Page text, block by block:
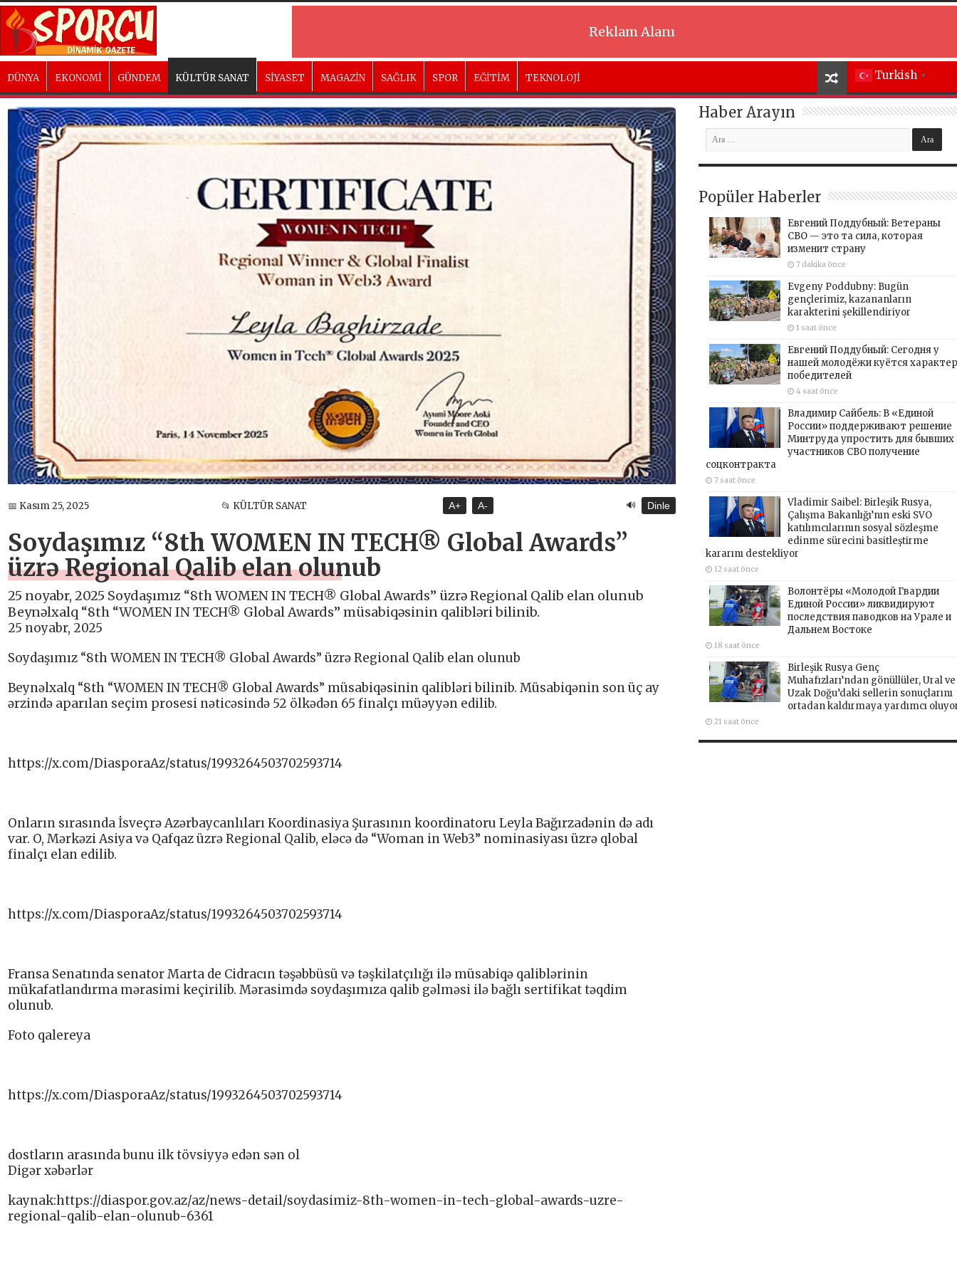
Reklam Alanı
Turkish ▼
DÜNYA EKONOMİ GÜNDEM KÜLTÜR SANAT SİYASET MAGAZİN SAĞLIK SPOR EĞİTİM TEKNOLOJİ
📅 Kasım 25, 2025 📂 KÜLTÜR SANAT A+ A- 🔊 Dinle
Soydaşımız “8th WOMEN IN TECH® Global Awards”
üzrə Regional Qalib elan olunub
25 noyabr, 2025 Soydaşımız “8th WOMEN IN TECH® Global Awards” üzrə Regional Qalib elan olunub
Beynəlxalq “8th “WOMEN IN TECH® Global Awards” müsabiqəsinin qalibləri bilinib.
25 noyabr, 2025
Soydaşımız “8th WOMEN IN TECH® Global Awards” üzrə Regional Qalib elan olunub
Beynəlxalq “8th “WOMEN IN TECH® Global Awards” müsabiqəsinin qalibləri bilinib. Müsabiqənin son üç ay
ərzində aparılan seçim prosesi nəticəsində 52 ölkədən 65 finalçı müəyyən edilib.
https://x.com/DiasporaAz/status/1993264503702593714
Onların sırasında İsveçrə Azərbaycanlıları Koordinasiya Şurasının koordinatoru Leyla Bağırzadənin də adı
var. O, Mərkəzi Asiya və Qafqaz üzrə Regional Qalib, eləcə də “Woman in Web3” nominasiyası üzrə qlobal
finalçı elan edilib.
https://x.com/DiasporaAz/status/1993264503702593714
Fransa Senatında senator Marta de Cidracın təşəbbüsü və təşkilatçılığı ilə müsabiqə qaliblərinin
mükafatlandırma mərasimi keçirilib. Mərasimdə soydaşımıza qalib gəlməsi ilə bağlı sertifikat təqdim
olunub.
Foto qalereya
https://x.com/DiasporaAz/status/1993264503702593714
dostların arasında bunu ilk tövsiyyə edən sən ol
Digər xəbərlər
kaynak:https://diaspor.gov.az/az/news-detail/soydasimiz-8th-women-in-tech-global-awards-uzre-
regional-qalib-elan-olunub-6361
Haber Arayın
Popüler Haberler
Евгений Поддубный: Ветераны
СВО — это та сила, которая
изменит страну
7 dakika önce
Evgeny Poddubny: Bugün
gençlerimiz, kazananların
karakterini şekillendiriyor
1 saat önce
Евгений Поддубный: Сегодня у
нашей молодёжи куётся характер
победителей
4 saat önce
Владимир Сайбель: В «Единой
России» поддерживают решение
Минтруда упростить для бывших
участников СВО получение
соцконтракта
7 saat önce
Vladimir Saibel: Birleşik Rusya,
Çalışma Bakanlığı’nın eski SVO
katılımcılarının sosyal sözleşme
edinme sürecini basitleştirme
kararını destekliyor
12 saat önce
Волонтёры «Молодой Гвардии
Единой России» ликвидируют
последствия паводков на Урале и
Дальнем Востоке
18 saat önce
Birleşik Rusya Genç
Muhafızları’ndan gönüllüler, Ural ve
Uzak Doğu’daki sellerin sonuçlarını
ortadan kaldırmaya yardımcı
21 saat önce